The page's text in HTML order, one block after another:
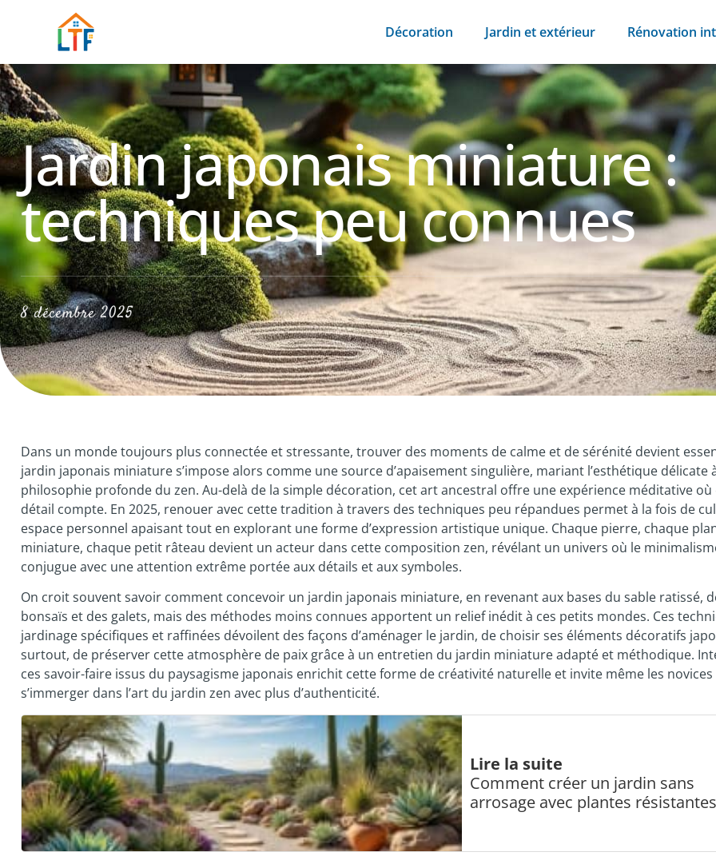
Décoration Jardin et extérieur Rénovation
Jardin japonais miniature :
techniques peu connues
8 décembre 2025
Dans un monde toujours plus connectée et stressante, trouver des moments de calme et de sérénité devient
jardin japonais miniature s’impose alors comme une source d’apaisement singulière, mariant l’esthétique délicate
philosophie profonde du zen. Au-delà de la simple décoration, cet art ancestral offre une expérience méditative où
détail compte. En 2025, renouer avec cette tradition à travers des techniques peu répandues permet à la fois de
espace personnel apaisant tout en explorant une forme d’expression artistique unique. Chaque pierre, chaque
miniature, chaque petit râteau devient un acteur dans cette composition zen, révélant un univers où le
conjugue avec une attention extrême portée aux détails et aux symboles.
On croit souvent savoir comment concevoir un jardin japonais miniature, en revenant aux bases du sable ratissé,
bonsaïs et des galets, mais des méthodes moins connues apportent un relief inédit à ces petits mondes. Ces
jardinage spécifiques et raffinées dévoilent des façons d’aménager le jardin, de choisir ses éléments décoratifs
surtout, de préserver cette atmosphère de paix grâce à un entretien du jardin miniature adapté et méthodique.
ces savoir-faire issus du paysagisme japonais enrichit cette forme de créativité naturelle et invite même les novices
s’immerger dans l’art du jardin zen avec plus d’authenticité.
Lire la suite
Comment créer un jardin sans
arrosage avec plantes